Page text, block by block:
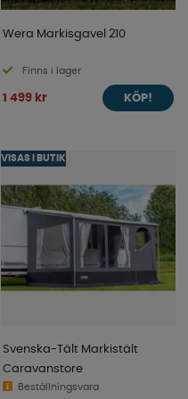
Wera Markisgavel 210
Finns i lager
1 499 kr KÖP!
VISAS I BUTIK
Svenska-Tält Markistält
Caravanstore
Beställningsvara